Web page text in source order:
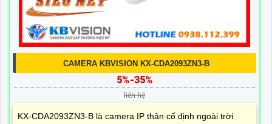
CAMERA KBVISION KX-CDA2093ZN3-B
5%-35%
liên hệ
KX-CDA2093ZN3-B là camera IP thân cố định ngoài trời